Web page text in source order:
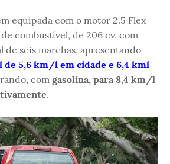
equipada com o motor 2.5 Flex
combustível, de 206 cv, com
de seis marchas, apresentando
de 5,6 km/l em cidade e 6,4 kml
comgasolina, para 8,4 km/l
.